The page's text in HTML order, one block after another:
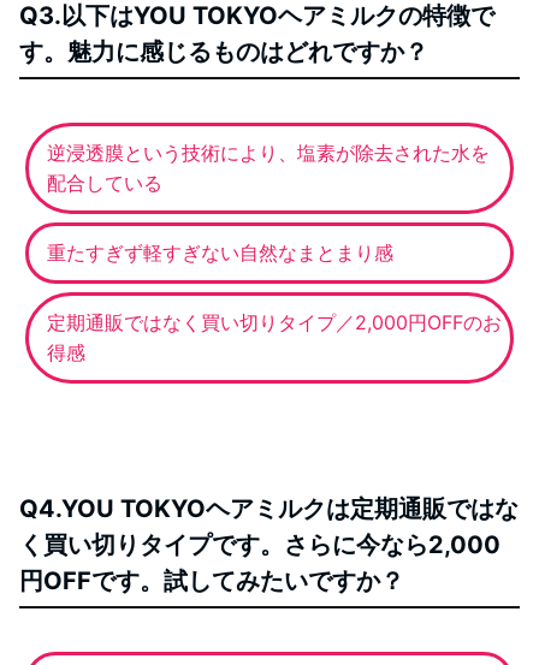
Q3.以下はYOU TOKYOヘアミルクの特徴で
す。魅力に感じるものはどれですか？
逆浸透膜という技術により、塩素が除去された水を
配合している
重たすぎず軽すぎない自然なまとまり感
定期通販ではなく買い切りタイプ／2,000円OFFのお
得感
Q4.YOU TOKYOヘアミルクは定期通販ではな
く買い切りタイプです。さらに今なら2,000
円OFFです。試してみたいですか？